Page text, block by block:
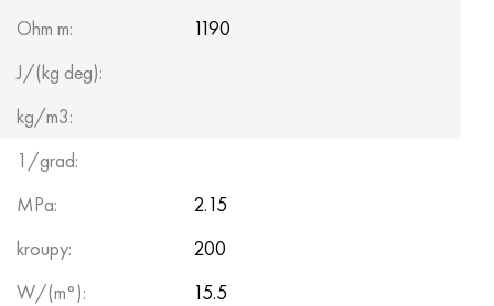
Ohm m:
1190
J/(kg deg):
kg/m3:
1/grad:
MPa:
2.15
kroupy:
200
W/(m°):
15.5